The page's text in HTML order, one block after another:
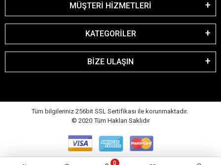
MÜŞTERİ HİZMETLERİ
KATEGORİLER
BİZE ULAŞIN
Tüm bilgileriniz 256bit SSL Sertifikası ile korunmaktadır.
© 2020 Tüm Hakları Saklıdır
0